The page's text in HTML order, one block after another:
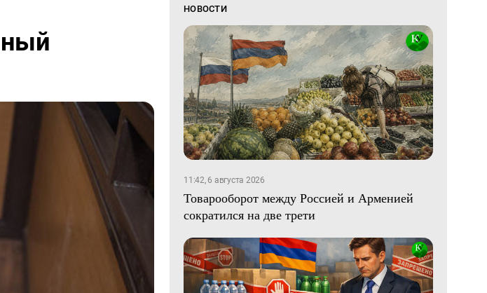
НОВОСТИ
11:42, 6 августа 2026
Товарооборот между Россией и Арменией
сократился на две трети